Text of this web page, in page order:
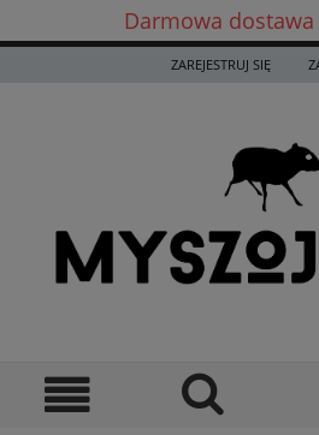
Darmowa dostawa
Darmowa dostawa już
ZAREJESTRUJ SIĘ